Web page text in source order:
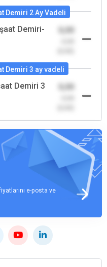
Demiri 2 Ay Vadeli
Demiri-
0,00
Demiri 3 ay vadeli
Demiri 3
0,00
e-posta ve